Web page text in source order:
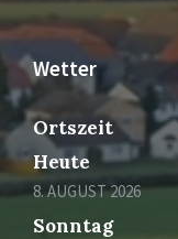
Wetter
Ortszeit
Heute
8. AUGUST 2026
Sonntag